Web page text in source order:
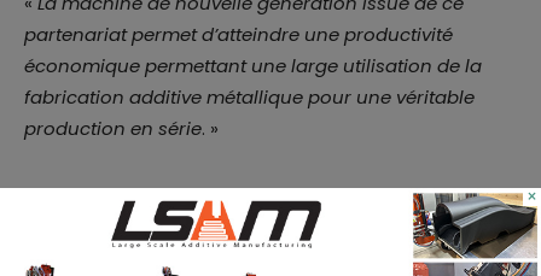
partenariat permet d’atteindre une productivité
économique permettant une large utilisation de la
fabrication additive métallique pour une véritable
production en série. »
×